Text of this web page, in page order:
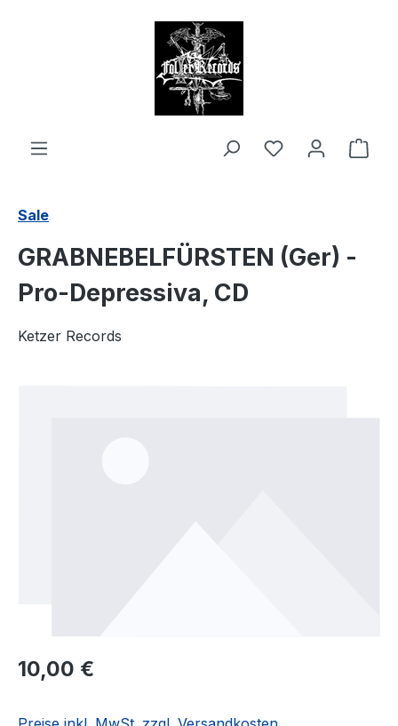
Sale
GRABNEBELFÜRSTEN (Ger) -
Pro-Depressiva, CD
Ketzer Records
Regulärer Preis:
10,00 €